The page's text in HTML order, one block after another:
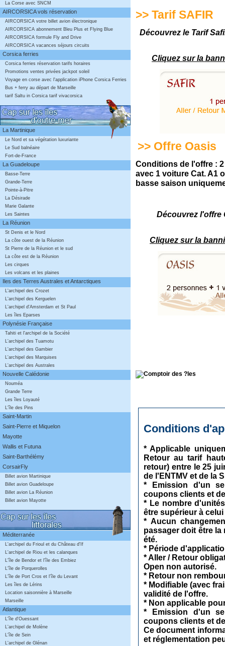
La Corse avec SNCM
AIRCORSICA vols réservation
AIRCORSICA votre billet avion électronique
AIRCORSICA abonnement Bleu Plus et Flying Blue
AIRCORSICA formule Fly and Drive
AIRCORSICA vacances séjours circuits
Corsica ferries
Corsica ferries réservation tarifs horaires
Promotions ventes privées jackpot soleil
Voyage en corse avec l'application iPhone Corsica Ferries
Bus + ferry au départ de Marseille
tarif Saltu in Corsica tarif vivacorsica
La Martinique
Le Nord et sa végétation luxuriante
Le Sud balnéaire
Fort-de-France
La Guadeloupe
Basse-Terre
Grande-Terre
Pointe-à-Pitre
La Désirade
Marie Galante
Les Saintes
La Réunion
St Denis et le Nord
La côte ouest de la Réunion
St Pierre de la Réunion et le sud
La côte est de la Réunion
Les cirques
Les volcans et les plaines
Iles des Terres Australes et Antarctiques
L'archipel des Crozet
L'archipel des Kerguelen
L'archipel d'Amsterdam et St Paul
Les îles Eparses
Polynésie Française
Tahiti et l'archipel de la Société
L'archipel des Tuamotu
L'archipel des Gambier
L'archipel des Marquises
L'archipel des Australes
Nouvelle Calédonie
Nouméa
Grande Terre
Les îles Loyauté
L'île des Pins
Saint-Martin
Saint-Pierre et Miquelon
Mayotte
Wallis et Futuna
Saint-Barthélémy
CorsairFly
Billet avion Martinique
Billet avion Guadeloupe
Billet avion La Réunion
Billet avion Mayotte
Méditerranée
L'archipel du Frioul et du Château d'If
L'archipel de Riou et les calanques
L'île de Bendor et l'île des Embiez
L'île de Porquerolles
L'île de Port Cros et l'île du Levant
Les îles de Lérins
Location saisonnière à Marseille
Marseille
Atlantique
L'île d'Ouessant
L'archipel de Molène
L'île de Sein
L'archipel de Glénan
>> Tarif SAFIR
Découvrez le Tarif
Cliquez sur la
>> Offre Oasis
Conditions de l'offre :
avec 1 voiture Cat. A1
basse saison
Découvrez l'offre
Cliquez sur la
Conditions
* Applicable
Retour au tarif
retour) entre le 25
de l'ENTMV et de la
* Emission d'un
coupons clients et
* Le nombre
être supérieur à
* Aucun
passager doit être la
été.
* Période
* Aller / Retour
Open non autorisé.
* Retour non
* Modifiable (avec
validité de l'offre.
* Non applicable
* Emission d'un
coupons clients et
Ce document
et réglementation